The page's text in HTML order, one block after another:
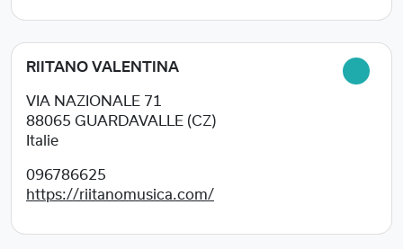
RIITANO VALENTINA
VIA NAZIONALE 71
88065 GUARDAVALLE (CZ)
Italie
096786625
https://riitanomusica.com/